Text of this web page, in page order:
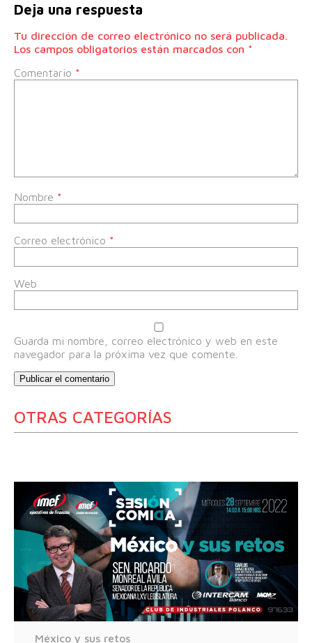
Deja una respuesta
Tu dirección de correo electrónico no será publicada.
Los campos obligatorios están marcados con *
Comentario *
Nombre *
Correo electrónico *
Web
Guarda mi nombre, correo electrónico y web en este
navegador para la próxima vez que comente.
OTRAS CATEGORÍAS
México y sus retos